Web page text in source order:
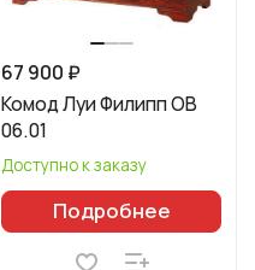
67 900 ₽
Комод Луи Филипп ОВ
06.01
Доступно к заказу
Подробнее